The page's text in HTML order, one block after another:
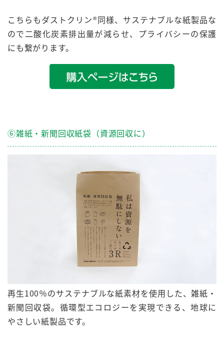
こちらもダストクリン®︎同様、サステナブルな紙製品な
ので二酸化炭素排出量が減らせ、プライバシーの保護
にも繋がります。
⑥雑紙・新聞回収紙袋（資源回収に）
再生100％のサステナブルな紙素材を使用した、雑紙・
新聞回収袋。 循環型エコロジーを実現できる、地球に
やさしい紙製品です。